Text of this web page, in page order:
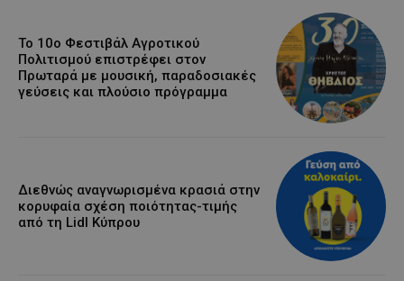
Το 10ο Φεστιβάλ Αγροτικού
Πολιτισμού επιστρέφει στον
Πρωταρά με μουσική, παραδοσιακές
γεύσεις και πλούσιο πρόγραμμα
Διεθνώς αναγνωρισμένα κρασιά στην
κορυφαία σχέση ποιότητας-τιμής
από τη Lidl Κύπρου